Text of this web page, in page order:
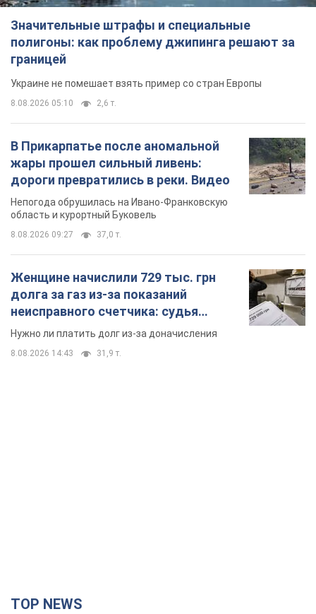
Значительные штрафы и специальные
полигоны: как проблему джипинга решают за
границей
Украине не помешает взять пример со стран Европы
8.08.2026 05:10 2,6 т.
В Прикарпатье после аномальной
жары прошел сильный ливень:
дороги превратились в реки. Видео
Непогода обрушилась на Ивано-Франковскую
область и курортный Буковель
8.08.2026 09:27 37,0 т.
Женщине начислили 729 тыс. грн
долга за газ из-за показаний
неисправного счетчика: судья
вынес неожиданное решение
Нужно ли платить долг из-за доначисления
8.08.2026 14:43 31,9 т.
TOP NEWS